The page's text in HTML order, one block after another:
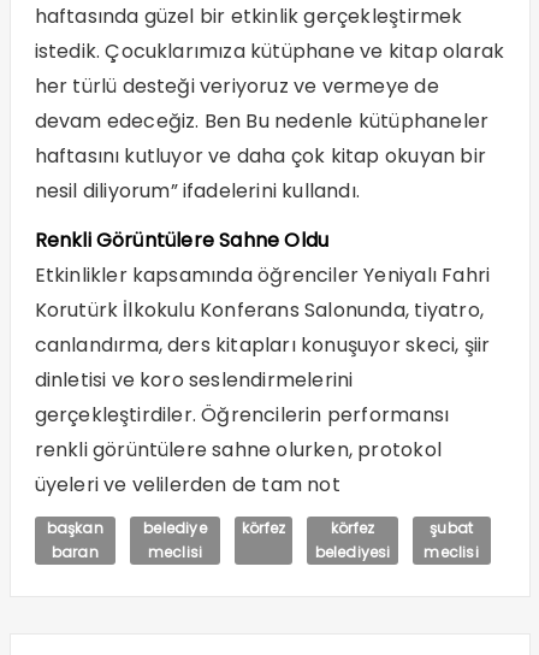
haftasında güzel bir etkinlik gerçekleştirmek
istedik. Çocuklarımıza kütüphane ve kitap olarak
her türlü desteği veriyoruz ve vermeye de
devam edeceğiz. Ben Bu nedenle kütüphaneler
haftasını kutluyor ve daha çok kitap okuyan bir
nesil diliyorum” ifadelerini kullandı.
Renkli Görüntülere Sahne Oldu
Etkinlikler kapsamında öğrenciler Yeniyalı Fahri
Korutürk İlkokulu Konferans Salonunda, tiyatro,
canlandırma, ders kitapları konuşuyor skeci, şiir
dinletisi ve koro seslendirmelerini
gerçekleştirdiler. Öğrencilerin performansı
renkli görüntülere sahne olurken, protokol
üyeleri ve velilerden de tam not
başkan
baran
belediye
meclisi
körfez
körfez
belediyesi
şubat
meclisi